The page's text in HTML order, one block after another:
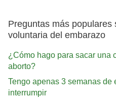
Preguntas más populares
voluntaria del embarazo
¿Cómo hago para sacar una
aborto?
Tengo apenas 3 semanas de
interrumpir